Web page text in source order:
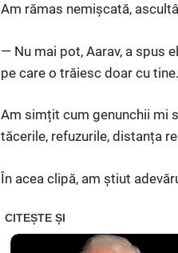
Am rămas nemișcată,
— Nu mai pot, Aarav, a spus
pe care o trăiesc doar cu tine.
Am simțit cum genunchii mi
tăcerile, refuzurile, distanța
În acea clipă, am știut